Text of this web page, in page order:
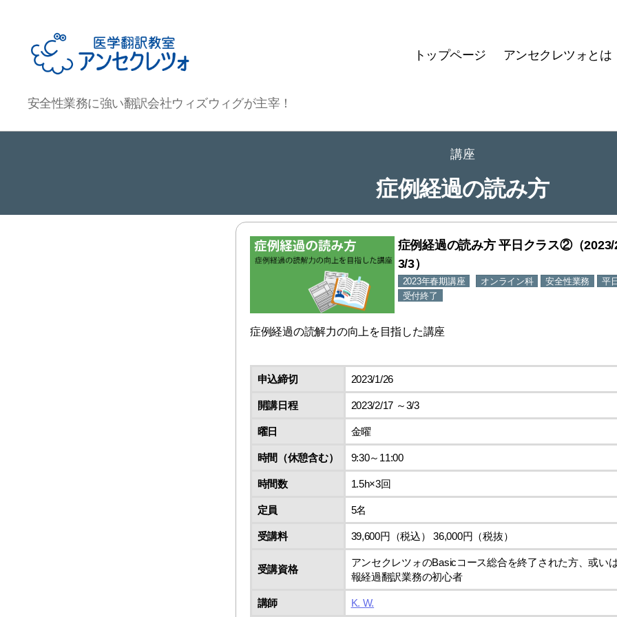
医
学
セ
安全性業務に強い翻訳会社ウィズウィグが主宰！
トップページ アンセクレツォとは
講座
症例経過の読み方
症例経過の読み方 平日クラス②（2023/
3/3）
2023年春期講座 オンライン科 安全性業務
平
受付終了
症例経過の読解力の向上を目指した講座
申込締切 2023/1/26
開講日程 2023/2/17 ～3/3
曜日 金曜
時間（休憩含む） 9:30～11:00
時間数 1.5h×3回
定員 5名
受講料 39,600円（税込） 36,000円（税抜）
受講資格
アンセクレツォのBasicコース総合を終了された方、或い
報経過翻訳業務の初心者
講師 K. W.